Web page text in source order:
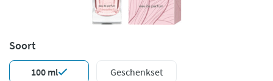
Soort
100 ml Geschenkset